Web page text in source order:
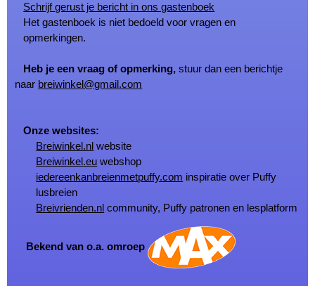
Schrijf gerust je bericht in ons gastenboek
Het gastenboek is niet bedoeld voor vragen en
opmerkingen.
Heb je een vraag of opmerking, stuur dan een berichtje
naar breiwinkel@gmail.com
Onze websites:
Breiwinkel.nl website
Breiwinkel.eu webshop
iedereenkanbreienmetpuffy.com inspiratie over Puffy
lusbreien
Breivrienden.nl community, Puffy patronen en lesplatform
Bekend van o.a. omroep